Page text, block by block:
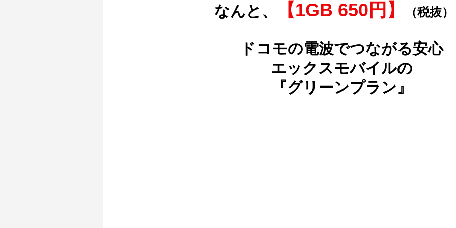
なんと、 【1GB 650円】 （税抜）
ドコモの電波でつながる安心
エックスモバイルの
『グリーンプラン』